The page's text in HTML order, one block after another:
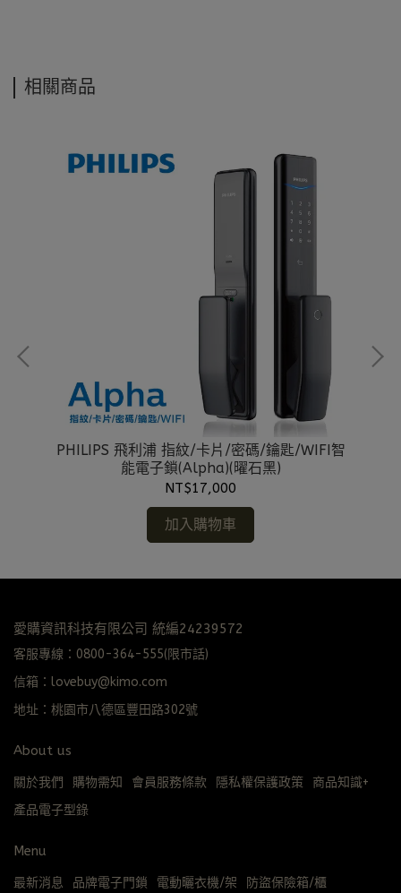
相關商品
PHILIPS 飛利浦 指紋/卡片/密碼/鑰匙/WIFI智
能電子鎖(Alpha)(曜石黑)
NT$17,000
加入購物車
愛購資訊科技有限公司 統編24239572
客服專線：0800-364-555(限市話)
信箱：lovebuy@kimo.com
地址：桃園市八德區豐田路302號
About us
關於我們 購物需知 會員服務條款 隱私權保護政策
商品知識+
產品電子型錄
Menu
最新消息 品牌電子門鎖 電動曬衣機/架 防盜保險箱/櫃